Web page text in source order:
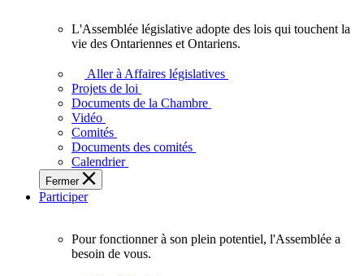
l'Ontario.
L'Assemblée
adopte
touchent
des
Ontariennes
et
L'Assemblée législative adopte des lois qui touchent la
vie des Ontariennes et Ontariens.
Aller à Affaires législatives
Projets de loi
Documents de la Chambre
Vidéo
Comités
Documents des comités
Calendrier
Fermer
Participer
Pour fonctionner à son plein potentiel, l'Assemblée a
besoin de vous.